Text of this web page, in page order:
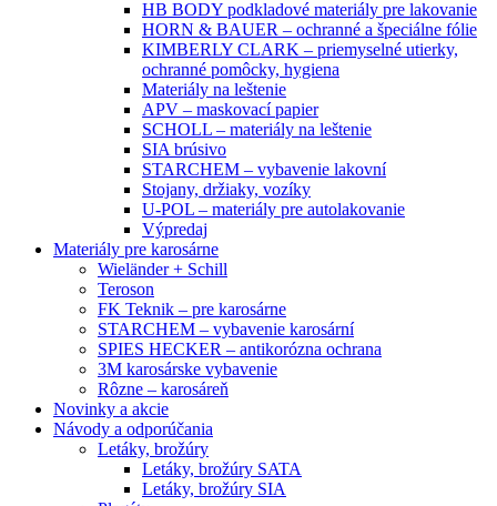
HB BODY podkladové materiály pre lakovanie
HORN & BAUER – ochranné a špeciálne fólie
KIMBERLY CLARK – priemyselné utierky,
ochranné pomôcky, hygiena
Materiály na leštenie
APV – maskovací papier
SCHOLL – materiály na leštenie
SIA brúsivo
STARCHEM – vybavenie lakovní
Stojany, držiaky, vozíky
U-POL – materiály pre autolakovanie
Výpredaj
Materiály pre karosárne
Wieländer + Schill
Teroson
FK Teknik – pre karosárne
STARCHEM – vybavenie karosární
SPIES HECKER – antikorózna ochrana
3M karosárske vybavenie
Rôzne – karosáreň
Novinky a akcie
Návody a odporúčania
Letáky, brožúry
Letáky, brožúry SATA
Letáky, brožúry SIA